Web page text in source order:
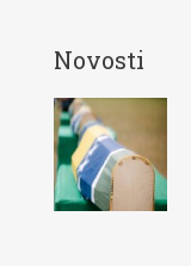
Novosti